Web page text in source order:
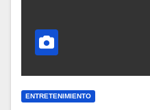
ENTRETENIMIENTO